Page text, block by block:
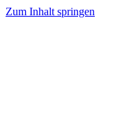
Zum Inhalt springen